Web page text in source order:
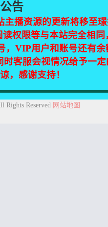
慎侵犯了您的权益，请联系我们
Rights Reserved 网站地图
告
播资源的更新将移至璟
权限等与本站完全相同
，VIP用户和账号还有
客服会视情况给予一
，感谢支持！